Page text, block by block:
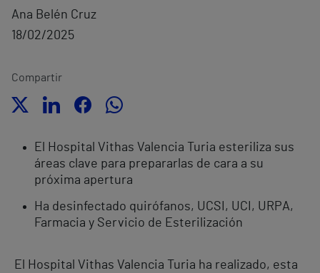
Ana Belén Cruz
18/02/2025
Compartir
El Hospital Vithas Valencia Turia esteriliza sus
áreas clave para prepararlas de cara a su
próxima apertura
Ha desinfectado quirófanos, UCSI, UCI, URPA,
Farmacia y Servicio de Esterilización
El Hospital Vithas Valencia Turia ha realizado, esta